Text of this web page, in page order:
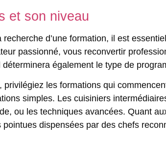
et son niveau
d’une formation, il est
passionné, vous reconvertir
également le type de
privilégiez les formations qui
simples. Les cuisiniers
ou les techniques avancées. Quant
dispensées par des chefs